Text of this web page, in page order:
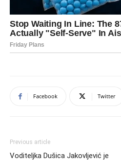
Facebook Twitter
Previous article
Voditeljka Dušica Jakovljević je